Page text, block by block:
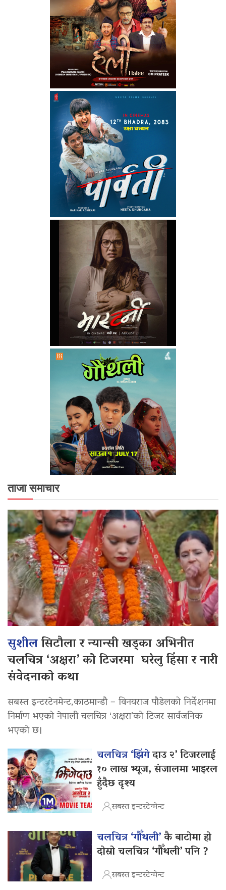
ताजा समाचार
सुशीलसिटौला र न्यान्सी खड्का अभिनीत
चलचित्र ‘अक्षरा’ को टिजरमा घरेलु हिंसा र नारी
संवेदनाको कथा
सबस्त इन्टरटेनमेन्ट,काठमान्डौ – विनयराज पौडेलको निर्देशनमा
निर्माण भएको नेपाली चलचित्र ‘अक्षरा’को टिजर सार्वजनिक
भएको छ।
चलचित्र ‘झिंगेदाउ २’ टिजरलाई
१० लाख भ्यूज, संजालमा भाइरल
हुँदैछ दृश्य
सबस्त इन्टरटेन्मेन्ट
चलचित्र ‘गौँथली’कै बाटोमा हो
दोस्रो चलचित्र ‘गौँथली’ पनि ?
सबस्त इन्टरटेन्मेन्ट